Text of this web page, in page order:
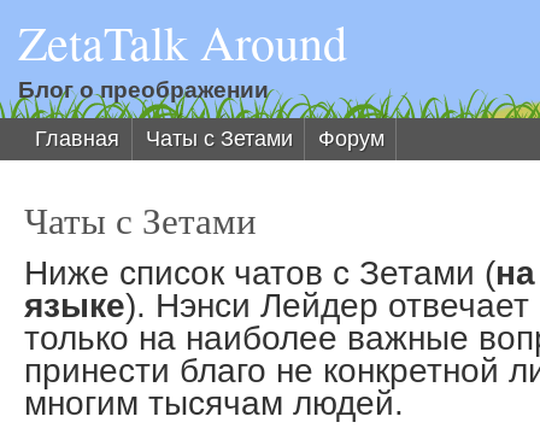
ZetaTalk Around
Блог о преображении
Главная Чаты с Зетами Форум
Чаты с Зетами
Ниже список чатов с Зетами (
языке). Нэнси Лейдер
только на наиболее важные
принести благо не конкретной
многим тысячам людей.